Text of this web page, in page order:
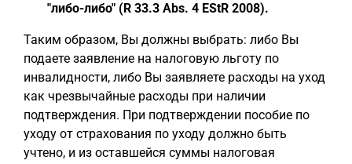
"либо-либо" (R 33.3 Abs. 4 EStR 2008).
Таким образом, Вы должны выбрать: либо Вы
подаете заявление на налоговую льготу по
инвалидности, либо Вы заявляете расходы на уход
как чрезвычайные расходы при наличии
подтверждения. При подтверждении пособие по
уходу от страхования по уходу должно быть
учтено, и из оставшейся суммы налоговая